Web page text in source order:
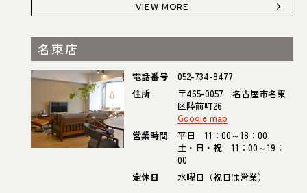
VIEW MORE
名東店
電話番号
052-734-8477
住所
〒465-0057 名古屋市名東
区陸前町26
Google map
営業時間
平日 11：00～18：00
土・日・祝 11：00～19：
00
定休日
水曜日（祝日は営業）